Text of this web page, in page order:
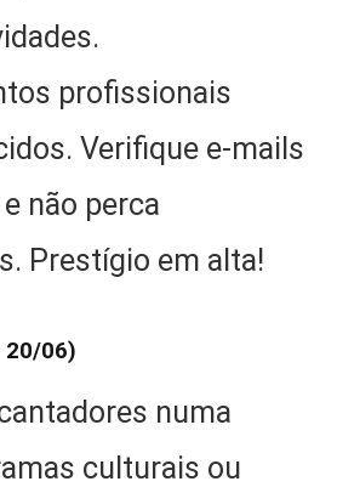
profissionais
Verifique e-mails
não perca
Prestígio em alta!
20/06)
numa
culturais ou